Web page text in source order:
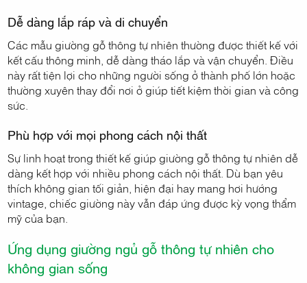
Dễ dàng lắp ráp và di chuyển
Các mẫu giường gỗ thông tự nhiên thường được thiết kế với
kết cấu thông minh, dễ dàng tháo lắp và vận chuyển. Điều
này rất tiện lợi cho những người sống ở thành phố lớn hoặc
thường xuyên thay đổi nơi ở giúp tiết kiệm thời gian và công
sức.
Phù hợp với mọi phong cách nội thất
Sự linh hoạt trong thiết kế giúp giường gỗ thông tự nhiên dễ
dàng kết hợp với nhiều phong cách nội thất. Dù bạn yêu
thích không gian tối giản, hiện đại hay mang hơi hướng
vintage, chiếc giường này vẫn đáp ứng được kỳ vọng thẩm
mỹ của bạn.
Ứng dụng giường ngủ gỗ thông tự nhiên cho
không gian sống